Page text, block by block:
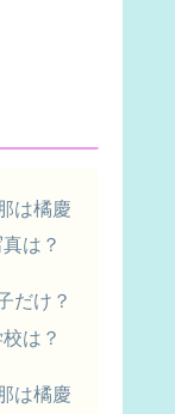
は橘慶
は？
だけ？
は？
は橘慶